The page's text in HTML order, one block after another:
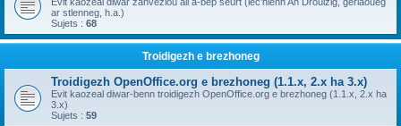
ar stlenneg, h.a.)
Sujets : 68
Troidigezh e brezhoneg
Troidigezh OpenOffice.org e brezhoneg (1.1.x, 2.x ha 3.x)
Evit kaozeal diwar-benn troidigezh OpenOffice.org e brezhoneg (1.1.x, 2.x ha
3.x)
Sujets : 59